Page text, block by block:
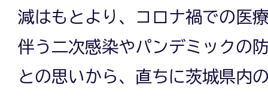
減はもとより、コロナ禍での医
伴う二次感染やパンデミックの
との思いから、直ちに茨城県内